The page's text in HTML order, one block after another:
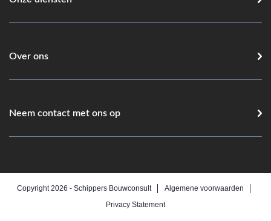
Over ons
Neem contact met ons op
Copyright 2026 - Schippers Bouwconsult
Algemene voorwaarden
Privacy Statement